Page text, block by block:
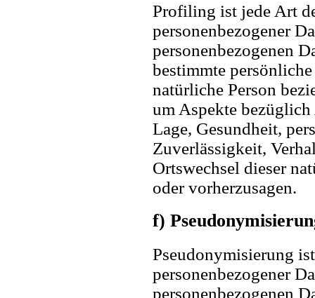
Profiling ist jede Art
personenbezogener
personenbezogenen
bestimmte
natürliche Person
um Aspekte
Lage, Gesundheit,
Zuverlässigkeit,
Ortswechsel dieser
oder vorherzusagen.
f)
Pseudonymisierung
personenbezogener
personenbezogenen